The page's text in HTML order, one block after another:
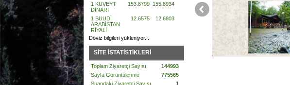
1 KUVEYT
DİNARI
153.8799 155.8934
1 SUUDİ
ARABİSTAN
RİYALİ
12.6575 12.6803
Döviz bilgileri yükleniyor...
SİTE İSTATİSTİKLERİ
Toplam Ziyaretçi Sayısı
144993
Sayfa Görüntülenme
775565
Şuandaki Ziyaretçi Sayısı
1